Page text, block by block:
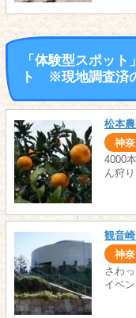
「体験型スポッ
ト ※現地調査済
松本
神
4000
ん狩
観音
神
さわ
イベ